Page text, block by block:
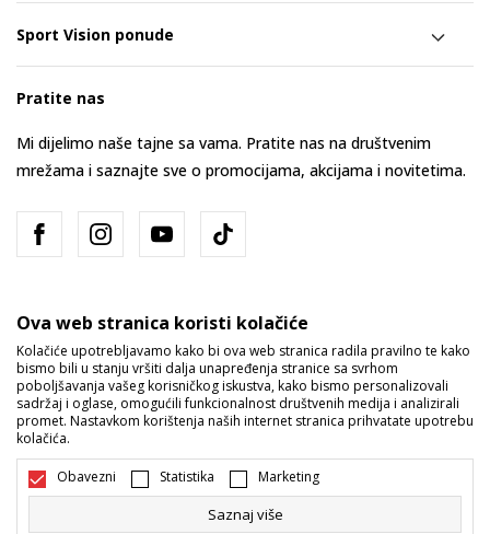
Sport Vision ponude
Pratite nas
Mi dijelimo naše tajne sa vama. Pratite nas na društvenim
mrežama i saznajte sve o promocijama, akcijama i novitetima.
Bosna i Hercegovina Promijenite
Ova web stranica koristi kolačiće
Kolačiće upotrebljavamo kako bi ova web stranica radila pravilno te kako
bismo bili u stanju vršiti dalja unapređenja stranice sa svrhom
poboljšavanja vašeg korisničkog iskustva, kako bismo personalizovali
sadržaj i oglase, omogućili funkcionalnost društvenih medija i analizirali
promet. Nastavkom korištenja naših internet stranica prihvatate upotrebu
kolačića.
Obavezni Statistika Marketing
Saznaj više